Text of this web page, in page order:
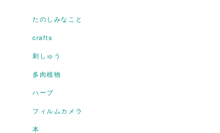
たのしみなこと
crafts
刺しゅう
多肉植物
ハーブ
フィルムカメラ
本